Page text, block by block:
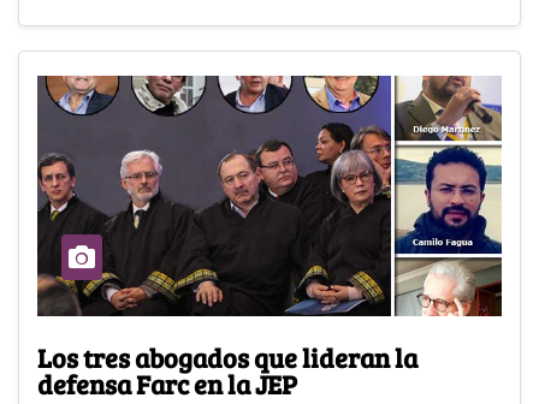
Los tres abogados que lideran la
defensa Farc en la JEP